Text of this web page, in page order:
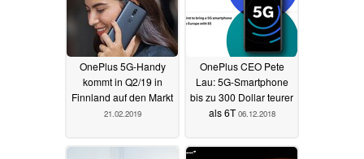
OnePlus 5G-Handy
kommt in Q2/19 in
Finnland auf den Markt
21.02.2019
OnePlus CEO Pete
Lau: 5G-Smartphone
bis zu 300 Dollar teurer
als 6T06.12.2018